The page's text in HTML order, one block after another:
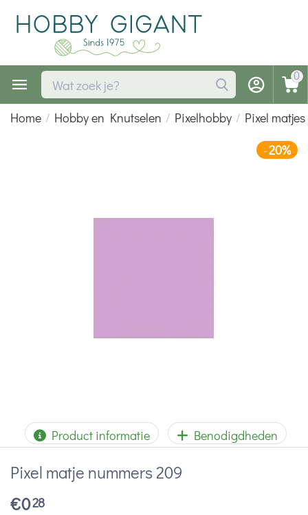
0
Home / Hobby en Knutselen / Pixelhobby / Pixel matjes
-20%
Product informatie Benodigdheden
Pixel matje nummers 209
€028